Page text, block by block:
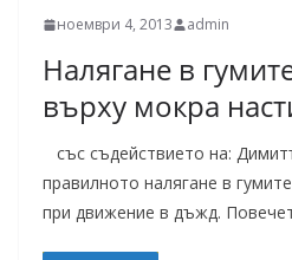
ноември 4, 2013 admin
Налягане в
върху мокра
със съдействието на:
правилното налягане в
при движение в дъжд.